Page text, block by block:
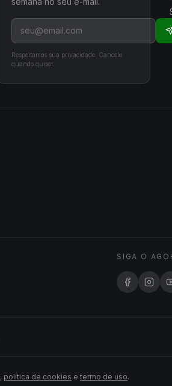
Respeitamos sua privacidade. Cancele
quando quiser.
SIGA O
, política de cookies e termo de uso.